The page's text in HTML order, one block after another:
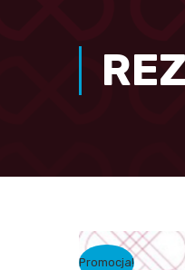
Promocja!